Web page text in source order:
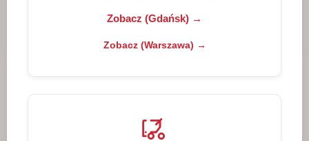
Zobacz (Gdańsk) →
Zobacz (Warszawa) →